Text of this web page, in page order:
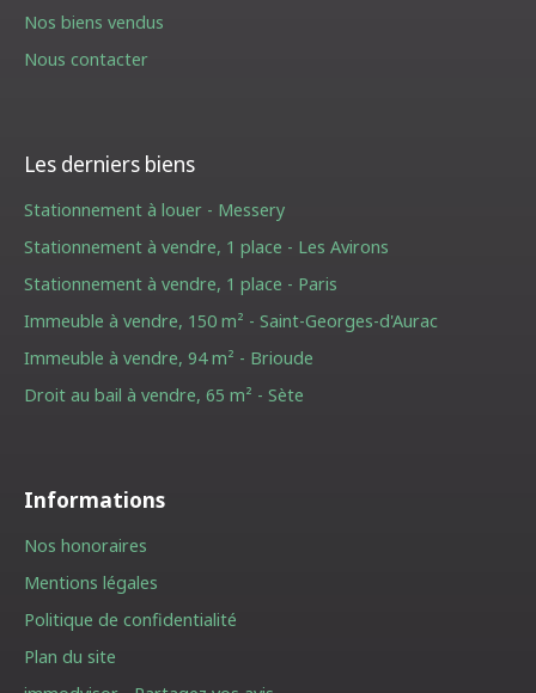
Nos biens vendus
Nous contacter
Les derniers biens
Stationnement à louer - Messery
Stationnement à vendre, 1 place - Les Avirons
Stationnement à vendre, 1 place - Paris
Immeuble à vendre, 150 m² - Saint-Georges-d'Aurac
Immeuble à vendre, 94 m² - Brioude
Droit au bail à vendre, 65 m² - Sète
Informations
Nos honoraires
Mentions légales
Politique de confidentialité
Plan du site